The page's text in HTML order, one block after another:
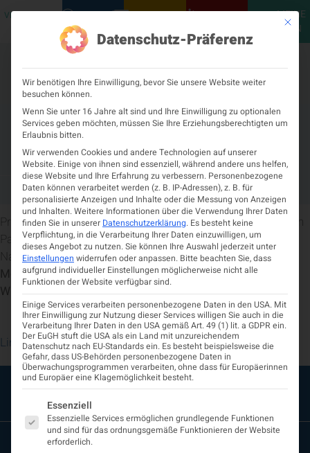
VERANSTALTUNGENPODCASTS NEUROLOGISCH KONTAKT
MEINE
ÖGN
Gedenkveranstaltung 200 Jahre
„An Essay on the Shaking Palsy“
Mai 17, 2024 4:04 p.m.
Prof. Walter Pirker hat gemeinsam mit der Österreichischen
Parkinsongesellschaft eine spannende Veranstaltung im
Naturhistorischen Museum organisiert.
Montag, 22. Mai, 16.00 Uhr, Naturhistorisches Museum
Wien
Link zum Programm
Mit
Datenschutz-Präferenz
Wir benötigen Ihre Einwilligung, bevor Sie unsere Website weiter
besuchen können.
Wenn Sie unter 16 Jahre alt sind und Ihre Einwilligung zu optionalen
Services geben möchten, müssen Sie Ihre Erziehungsberechtigten um
Erlaubnis bitten.
Wir verwenden Cookies und andere Technologien auf unserer
Website. Einige von ihnen sind essenziell, während andere uns helfen,
diese Website und Ihre Erfahrung zu verbessern. Personenbezogene
Daten können verarbeitet werden (z. B. IP-Adressen), z. B. für
personalisierte Anzeigen und Inhalte oder die Messung von Anzeigen
und Inhalten.Weitere Informationen über die Verwendung Ihrer Daten
finden Sie in unserer Datenschutzerklärung. Es besteht keine
Verpflichtung, in die Verarbeitung Ihrer Daten einzuwilligen, um
dieses Angebot zu nutzen.Sie können Ihre Auswahl jederzeit unter
Einstellungen widerrufen oder anpassen. Bitte beachten Sie, dass
aufgrund individueller Einstellungen möglicherweise nicht alle
Funktionen der Website verfügbar sind.
Einige Services verarbeiten personenbezogene Daten in den USA. Mit
Ihrer Einwilligung zur Nutzung dieser Services willigen Sie auch in die
Verarbeitung Ihrer Daten in den USA gemäß Art. 49 (1) lit. a GDPR ein.
Der EuGH stuft die USA als ein Land mit unzureichendem
Datenschutz nach EU-Standards ein. Es besteht beispielsweise die
Gefahr, dass US-Behörden personenbezogene Daten in
Überwachungsprogrammen verarbeiten, ohne dass für Europäerinnen
und Europäer eine Klagemöglichkeit besteht.
Es folgt eine Liste der Service-Gruppen, für die eine
Essenziell
Essenzielle Services ermöglichen grundlegende Funktionen
und sind für das ordnungsgemäße Funktionieren der Website
erforderlich.